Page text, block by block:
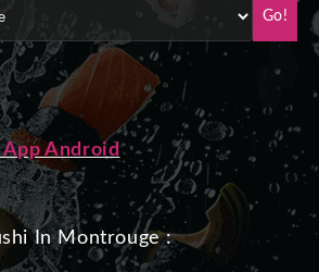
Go!
Android
In Montrouge :